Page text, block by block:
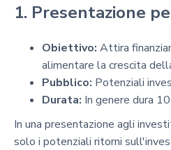
1. Presentazione
Obiettivo: Attira
alimentare la crescita
Pubblico: Potenziali
Durata: In genere dura
In una presentazione agli
solo i potenziali ritorni